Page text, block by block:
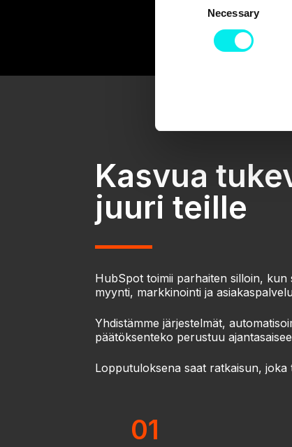
e
c
Necessary
Kasvua
juuri teille
HubSpot toimii parhaiten silloin, kun
myynti, markkinointi ja
Yhdistämme järjestelmät,
päätöksenteko perustuu
Lopputuloksena saat ratkaisun, joka
01